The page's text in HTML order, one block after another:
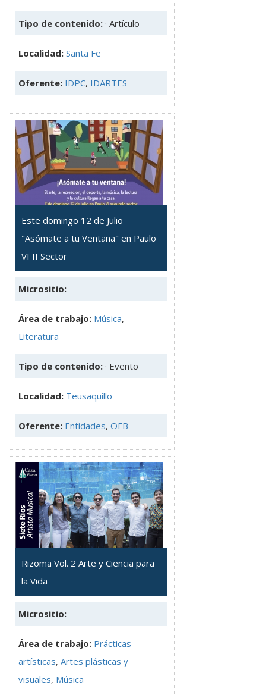
Tipo de contenido: · Artículo
Localidad: Santa Fe
Oferente: IDPC, IDARTES
Este domingo 12 de Julio
"Asómate a tu Ventana" en Paulo
VI II Sector
Micrositio:
Área de trabajo: Música,
Literatura
Tipo de contenido: · Evento
Localidad: Teusaquillo
Oferente: Entidades, OFB
Rizoma Vol. 2 Arte y Ciencia para
la Vida
Micrositio:
Área de trabajo: Prácticas
artísticas, Artes plásticas y
visuales, Música